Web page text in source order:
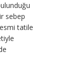
sebep
tatile